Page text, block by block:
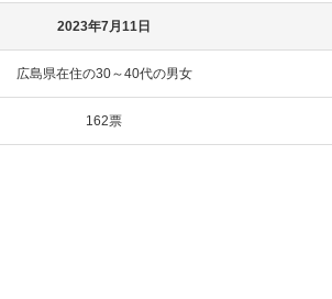
2023年7月11日
広島県在住の30～40代の男女
162票